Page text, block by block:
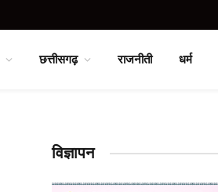
छत्तीसगढ़ राजनीती धर्म
विज्ञापन